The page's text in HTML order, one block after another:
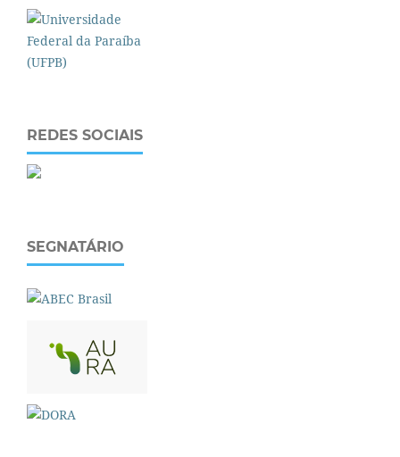
REDES SOCIAIS
SEGNATÁRIO